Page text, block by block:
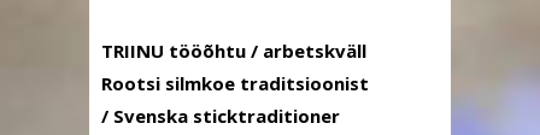
TRIINU tööõhtu / arbetskväll
Rootsi silmkoe traditsioonist
/ Svenska sticktraditioner